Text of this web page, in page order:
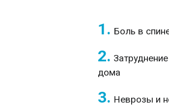
1. Боль в
2.
дома
3. Неврозы и